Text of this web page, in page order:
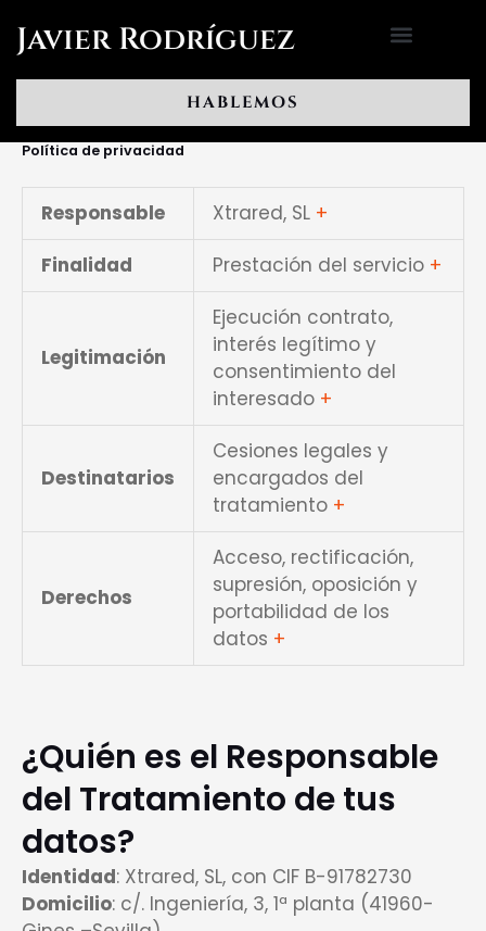
Javier Rodríguez
HABLEMOS
Política de privacidad
Responsable Xtrared, SL +
Finalidad
Prestación del servicio +
Legitimación
Ejecución contrato,
interés legítimo y
consentimiento del
interesado +
Destinatarios
Cesiones legales y
encargados del
tratamiento +
Derechos
Acceso, rectificación,
supresión, oposición y
portabilidad de los
datos +
¿Quién es el Responsable
del Tratamiento de tus
datos?
Identidad: Xtrared, SL, con CIF B-91782730
Domicilio: c/. Ingeniería, 3, 1ª planta (41960-